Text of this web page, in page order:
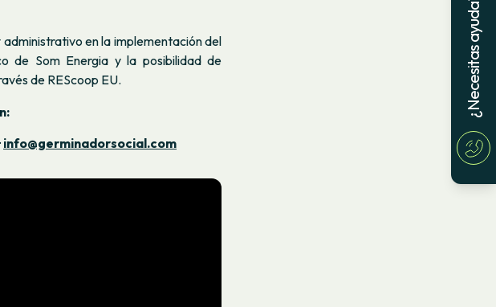
en la implementación del
de Som Energia y la posibilidad de
de REScoop EU.
info@germinadorsocial.com
¿Necesitas ayuda?